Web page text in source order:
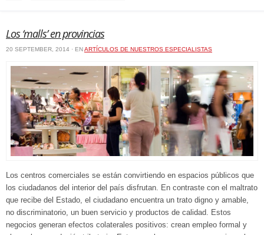
Los ‘malls’ en provincias
20 SEPTEMBER, 2014 · ENARTÍCULOS DE NUESTROS ESPECIALISTAS
Los centros comerciales se están convirtiendo en espacios públicos que
los ciudadanos del interior del país disfrutan. En contraste con el maltrato
que recibe del Estado, el ciudadano encuentra un trato digno y amable,
no discriminatorio, un buen servicio y productos de calidad. Estos
negocios generan efectos colaterales positivos: crean empleo formal y